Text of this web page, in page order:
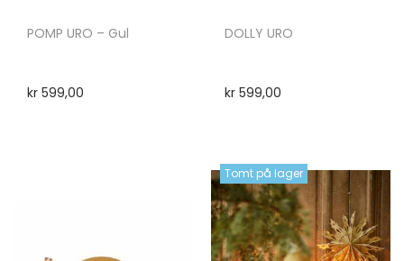
POMP URO – Gul
kr 599,00
DOLLY URO
kr 599,00
Tomt på lager